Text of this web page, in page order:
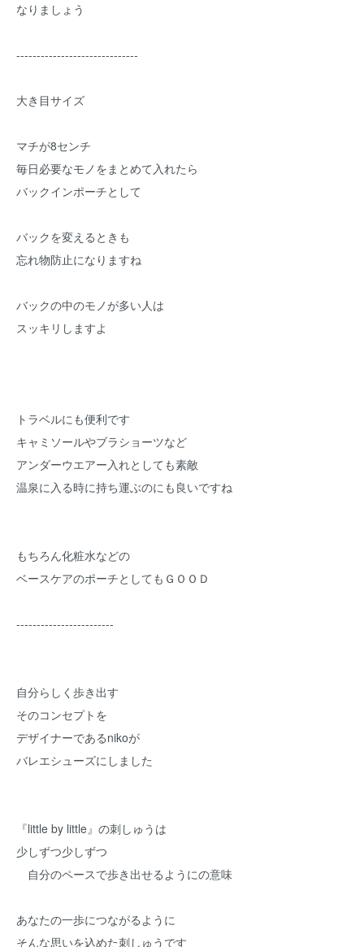
なりましょう
------------------------------
大き目サイズ
マチが8センチ
毎日必要なモノをまとめて入れたら
バックインポーチとして
バックを変えるときも
忘れ物防止になりますね
バックの中のモノが多い人は
スッキリしますよ
トラベルにも便利です
キャミソールやブラショーツなど
アンダーウエアー入れとしても素敵
温泉に入る時に持ち運ぶのにも良いですね
もちろん化粧水などの
ベースケアのポーチとしてもＧＯＯＤ
------------------------
自分らしく歩き出す
そのコンセプトを
デザイナーであるnikoが
バレエシューズにしました
『little by little』の刺しゅうは
少しずつ少しずつ
自分のペースで歩き出せるようにの意味
あなたの一歩につながるように
そんな思いを込めた刺しゅうです